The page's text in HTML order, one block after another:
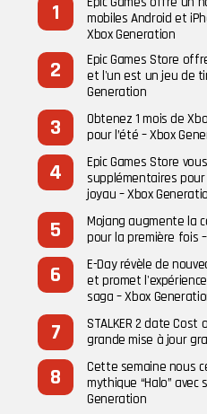
mobiles Android et
Xbox Generation
Epic Games Store
et l'un est un jeu de
Generation
Obtenez 1 mois de
pour l’été – Xbox
Epic Games Store
supplémentaires
joyau – Xbox
Mojang augmente la
pour la première fois
E-Day révèle de
et promet
saga – Xbox
STALKER 2 date
grande mise à jour
Cette semaine nous
mythique “Halo”
Generation